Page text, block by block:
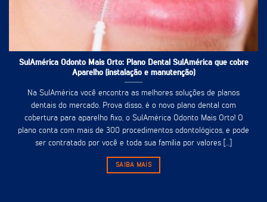
SulAmérica Odonto Mais Orto: Plano Dental SulAmérica que cobre
Aparelho (instalação e manutenção)
Na SulAmérica você encontra as melhores soluções de planos
dentais do mercado. Prova disso, é o novo plano dental com
cobertura para aparelho fixo, o SulAmérica Odonto Mais Orto! O
plano conta com mais de 300 procedimentos odontológicos, e pode
ser contratado por você e toda sua família por valores [...]
SAIBA MAIS